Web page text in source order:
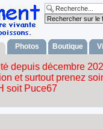
Photos Boutique